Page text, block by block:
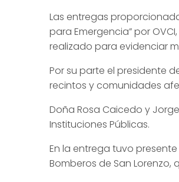
Las entregas
para Emergencia” por
realizado para evidenciar
Por su parte el presidente
recintos y comunidades
Doña Rosa Caicedo y
Instituciones Públicas.
En la entrega tuvo
Bomberos de San